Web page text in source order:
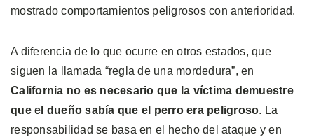
mostrado comportamientos peligrosos con anterioridad.
A diferencia de lo que ocurre en otros estados, que
siguen la llamada “regla de una mordedura”, en
California no es necesario que la víctima demuestre
que el dueño sabía que el perro era peligroso. La
responsabilidad se basa en el hecho del ataque y en